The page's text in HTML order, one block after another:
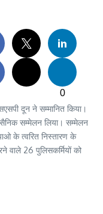
0
दून ने सम्मानित किया।
सैनिक सम्मेलन लिया। सम्मेलन
के त्वरित निस्तारण के
वाले 26 पुलिसकर्मियों को